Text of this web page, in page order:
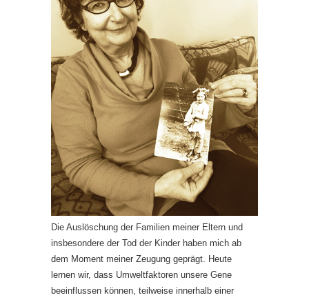
Die Auslöschung der Familien meiner Eltern und
insbesondere der Tod der Kinder haben mich ab
dem Moment meiner Zeugung geprägt. Heute
lernen wir, dass Umweltfaktoren unsere Gene
beeinflussen können, teilweise innerhalb einer